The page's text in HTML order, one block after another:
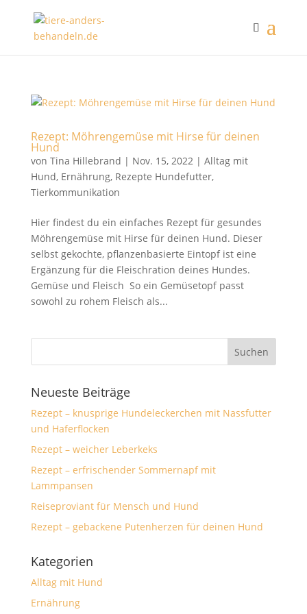
Rezept: Möhrengemüse mit Hirse für deinen
Hund
von Tina Hillebrand | Nov. 15, 2022| Alltag mit
Hund, Ernährung, Rezepte Hundefutter,
Tierkommunikation
Hier findest du ein einfaches Rezept für gesundes
Möhrengemüse mit Hirse für deinen Hund. Dieser
selbst gekochte, pflanzenbasierte Eintopf ist eine
Ergänzung für die Fleischration deines Hundes.
Gemüse und Fleisch So ein Gemüsetopf passt
sowohl zu rohem Fleisch als...
Neueste Beiträge
Rezept – knusprige Hundeleckerchen mit Nassfutter
und Haferflocken
Rezept – weicher Leberkeks
Rezept – erfrischender Sommernapf mit
Lammpansen
Reiseproviant für Mensch und Hund
Rezept – gebackene Putenherzen für deinen Hund
Kategorien
Alltag mit Hund
Ernährung